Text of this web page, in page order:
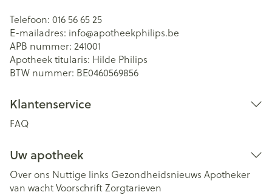
Telefoon: 016 56 65 25
E-mailadres: info@apotheekphilips.be
APB nummer: 241001
Apotheek titularis: Hilde Philips
BTW nummer: BE0460569856
Klantenservice
FAQ
Uw apotheek
Over ons Nuttige links Gezondheidsnieuws Apotheker
van wachtVoorschriftZorgtarieven